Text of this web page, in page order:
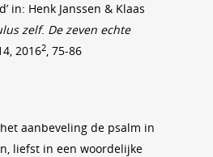
in: Henk Janssen & Klaas
zelf. De zeven echte
20162, 75-86
aanbeveling de psalm in
liefst in een woordelijke